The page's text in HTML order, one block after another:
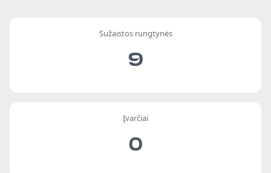
Sužaistos rungtynės
9
Įvarčiai
0